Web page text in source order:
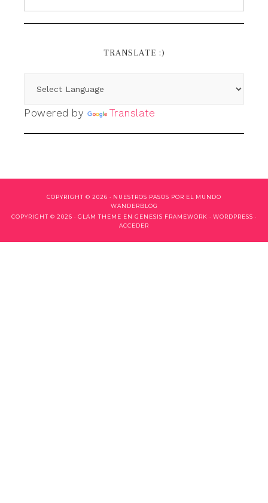
TRANSLATE :)
Powered by Translate
COPYRIGHT © 2026 · NUESTROS PASOS POR EL MUNDO
WANDERBLOG
COPYRIGHT © 2026 · GLAM THEME EN GENESIS FRAMEWORK · WORDPRESS ·
ACCEDER